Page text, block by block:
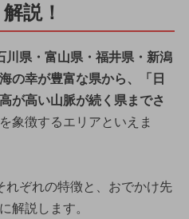
説！
川県・富山県・福井県・新潟
の幸が豊富な県から、「日
が高い山脈が続く県までさ
象徴するエリアといえま
れぞれの特徴と、おでかけ先
解説します。